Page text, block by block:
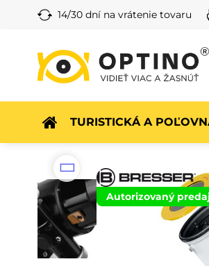
14/30 dní na vrátenie tovaru
TURISTICKÁ A
Autorizovaný